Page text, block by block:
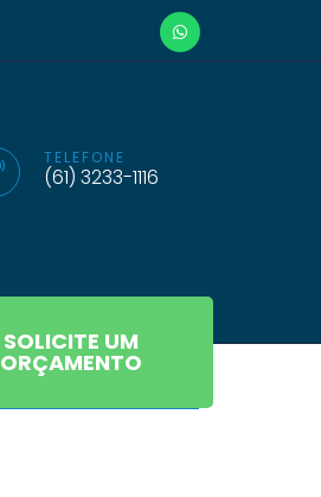
TELEFONE
(61) 3233-1116
SOLICITE UM
ORÇAMENTO